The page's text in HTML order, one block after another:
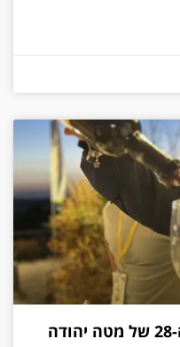
ערב פתיחת פסטיבל היין ה-28 של מטה יהודה